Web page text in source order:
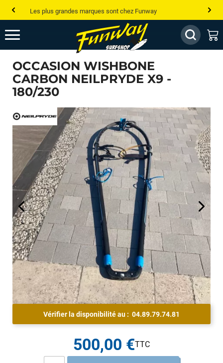
Les plus grandes marques sont chez Funway
Jusqu’à -75% de remise sur le windsurf, wingfoil, etc...
💰 Meilleur prix garanti — Moins cher ailleurs ? On s’aligne !
Besoin de conseils de pro ? Appelle nous !
OCCASION WISHBONE
CARBON NEILPRYDE X9 -
180/230
Vérifier la disponibilité au : 04.89.79.74.81
500,00 €